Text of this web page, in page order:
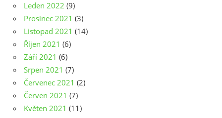
Leden 2022 (9)
Prosinec 2021 (3)
Listopad 2021 (14)
Říjen 2021 (6)
Září 2021 (6)
Srpen 2021 (7)
Červenec 2021 (2)
Červen 2021 (7)
Květen 2021 (11)